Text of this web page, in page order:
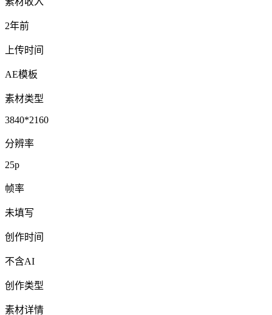
2年前
上传时间
AE模板
素材类型
3840*2160
分辨率
25p
帧率
未填写
创作时间
不含AI
创作类型
素材详情